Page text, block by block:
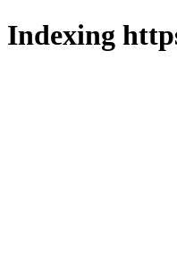
Indexing